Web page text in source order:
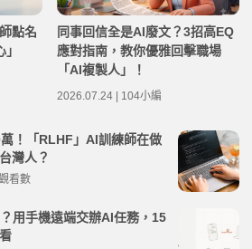
點名
同事回信全是AI廢文？3招高EQ
應對指南，教你優雅回擊職場
「AI複製人」！
2026.07.24 | 104小編
！「RLHF」AI訓練師在做
灣人？
看數
用手機遠端交辦AI任務，15